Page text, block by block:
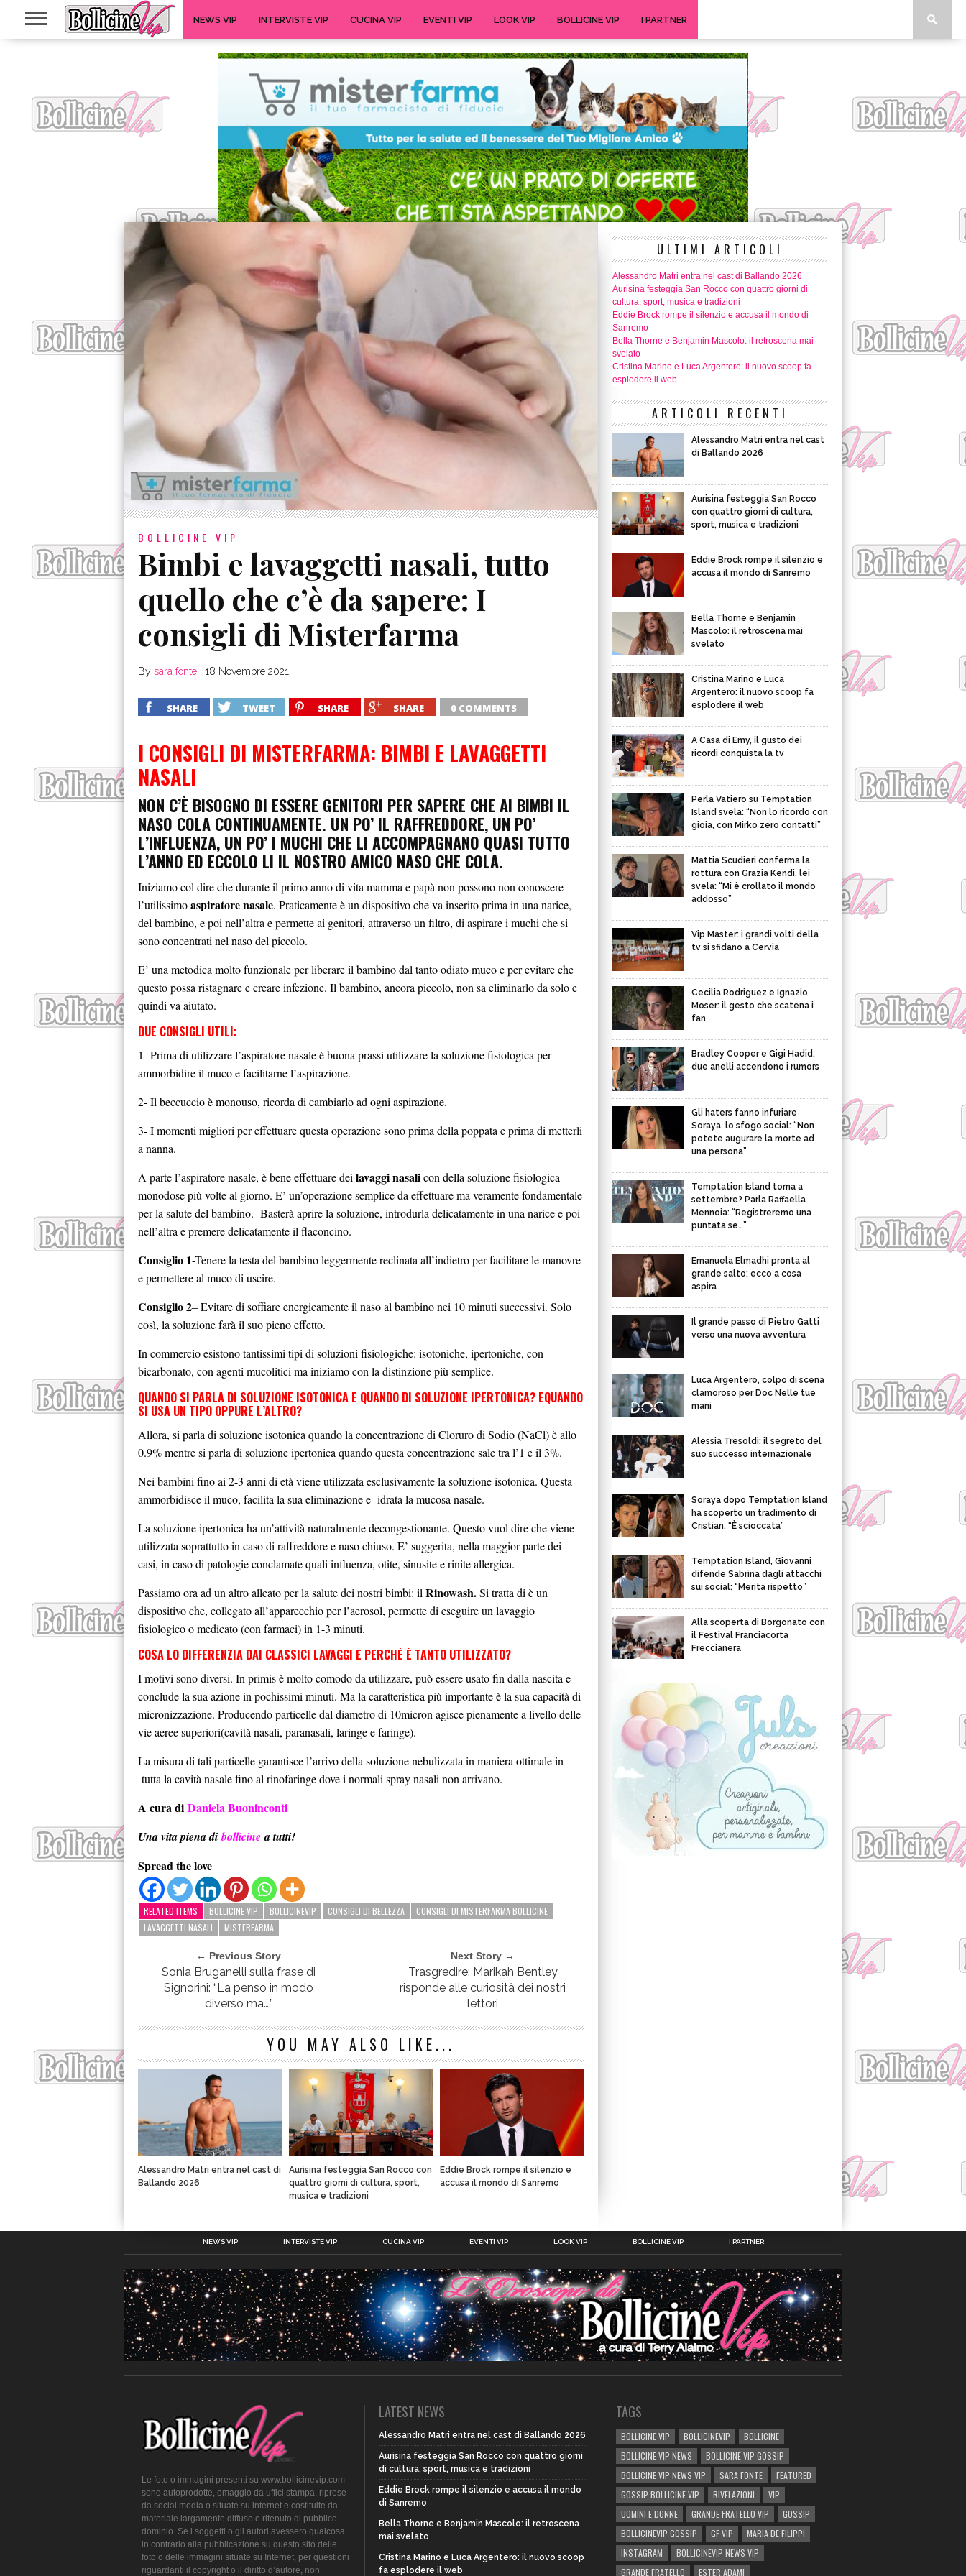
NEWS VIP INTERVISTE VIP CUCINA VIP EVENTI VIP LOOK VIP BOLLICINE VIP I PARTNER
BOLLICINE VIP
Bimbi e lavaggetti nasali, tutto
quello che c’è da sapere: I
consigli di Misterfarma
By sara fonte 18 Novembre 2021
SHARE TWEET SHARE SHARE 0 COMMENTS
I CONSIGLI DI MISTERFARMA: BIMBI E LAVAGGETTI
NASALI
NON C’È BISOGNO DI ESSERE GENITORI PER SAPERE CHE AI BIMBI IL
NASO COLA CONTINUAMENTE. UN PO’ IL RAFFREDDORE, UN PO’
L’INFLUENZA, UN PO’ I MUCHI CHE LI ACCOMPAGNANO QUASI TUTTO
L’ANNO ED ECCOLO LI IL NOSTRO AMICO NASO CHE COLA.
Iniziamo col dire che durante il primo anno di vita mamma e papà non possono non conoscere
l’utilissimoaspiratore nasale. Praticamente è un dispositivo che va inserito prima in una narice,
del bambino, e poi nell’altra e permette ai genitori, attraverso un filtro, di aspirare i muchi che si
sono concentrati nel naso del piccolo.
E’ una metodica molto funzionale per liberare il bambino dal tanto odiato muco e per evitare che
questo possa ristagnare e creare infezione. Il bambino, ancora piccolo, non sa eliminarlo da solo e
quindi va aiutato.
DUE CONSIGLI UTILI:
1- Prima di utilizzare l’aspiratore nasale è buona prassi utilizzare la soluzione fisiologica per
ammorbidire il muco e facilitarne l’aspirazione.
2- Il beccuccio è monouso, ricorda di cambiarlo ad ogni aspirazione.
3- I momenti migliori per effettuare questa operazione sono prima della poppata e prima di metterli
a nanna.
A parte l’aspiratore nasale, è bene effettuare dei lavaggi nasalicon della soluzione fisiologica
monodose più volte al giorno. E’ un’operazione semplice da effettuare ma veramente fondamentale
per la salute del bambino. Basterà aprire la soluzione, introdurla delicatamente in una narice e poi
nell’altra e premere delicatamente il flaconcino.
Consiglio 1-Tenere la testa del bambino leggermente reclinata all’indietro per facilitare le manovre
e permettere al muco di uscire.
Consiglio 2– Evitare di soffiare energicamente il naso al bambino nei 10 minuti successivi. Solo
così, la soluzione farà il suo pieno effetto.
In commercio esistono tantissimi tipi di soluzioni fisiologiche: isotoniche, ipertoniche, con
bicarbonato, con agenti mucolitici ma iniziamo con la distinzione più semplice.
QUANDO SI PARLA DI SOLUZIONE ISOTONICA E QUANDO DI SOLUZIONE IPERTONICA? EQUANDO
SI USA UN TIPO OPPURE L’ALTRO?
Allora, si parla di soluzione isotonica quando la concentrazione di Cloruro di Sodio (NaCl) è allo
0.9% mentre si parla di soluzione ipertonica quando questa concentrazione sale tra l’1 e il 3%.
Nei bambini fino ai 2-3 anni di età viene utilizzata esclusivamente la soluzione isotonica. Questa
ammorbidisce il muco, facilita la sua eliminazione e idrata la mucosa nasale.
La soluzione ipertonica ha un’attività naturalmente decongestionante. Questo vuol dire che viene
utilizzata soprattutto in caso di raffreddore e naso chiuso. E’ suggerita, nella maggior parte dei
casi, in caso di patologie conclamate quali influenza, otite, sinusite e rinite allergica.
Passiamo ora ad un altro alleato per la salute dei nostri bimbi: il Rinowash.Si tratta di è un
dispositivo che, collegato all’apparecchio per l’aerosol, permette di eseguire un lavaggio
fisiologico o medicato (con farmaci) in 1-3 minuti.
COSA LO DIFFERENZIA DAI CLASSICI LAVAGGI E PERCHÉ È TANTO UTILIZZATO?
I motivi sono diversi. In primis è molto comodo da utilizzare, può essere usato fin dalla nascita e
conclude la sua azione in pochissimi minuti. Ma la caratteristica più importante è la sua capacità di
micronizzazione. Producendo particelle dal diametro di 10micron agisce pienamente a livello delle
vie aeree superiori(cavità nasali, paranasali, laringe e faringe).
La misura di tali particelle garantisce l’arrivo della soluzione nebulizzata in maniera ottimale in
tutta la cavità nasale fino al rinofaringe dove i normali spray nasali non arrivano.
A cura di Daniela Buoninconti
Una vita piena dibollicinea tutti!
Spread the love
RELATED ITEMS BOLLICINE VIP BOLLICINEVIP CONSIGLI DI BELLEZZA
CONSIGLI DI MISTERFARMA BOLLICINE
LAVAGGETTI NASALI
MISTERFARMA
← Previous Story
Sonia Bruganelli sulla frase di
Signorini: “La penso in modo
diverso ma….”
Next Story →
Trasgredire: Marikah Bentley
risponde alle curiosità dei nostri
lettori
YOU MAY ALSO LIKE...
Alessandro Matri entra nel cast di
Ballando 2026
Aurisina festeggia San Rocco con
quattro giorni di cultura, sport,
musica e tradizioni
Eddie Brock rompe il silenzio e
accusa il mondo di Sanremo
ULTIMI ARTICOLI
Alessandro Matri entra nel cast di Ballando 2026
Aurisina festeggia San Rocco con quattro giorni di
cultura, sport, musica e tradizioni
Eddie Brock rompe il silenzio e accusa il mondo di
Sanremo
Bella Thorne e Benjamin Mascolo: il retroscena mai
svelato
Cristina Marino e Luca Argentero: il nuovo scoop fa
esplodere il web
ARTICOLI RECENTI
Alessandro Matri entra nel cast
di Ballando 2026
Aurisina festeggia San Rocco
con quattro giorni di cultura,
sport, musica e tradizioni
Eddie Brock rompe il silenzio e
accusa il mondo di Sanremo
Bella Thorne e Benjamin
Mascolo: il retroscena mai
svelato
Cristina Marino e Luca
Argentero: il nuovo scoop fa
esplodere il web
A Casa di Emy, il gusto dei
ricordi conquista la tv
Perla Vatiero su Temptation
Island svela: “Non lo ricordo con
gioia, con Mirko zero contatti”
Mattia Scudieri conferma la
rottura con Grazia Kendi, lei
svela: “Mi è crollato il mondo
addosso”
Vip Master: i grandi volti della
tv si sfidano a Cervia
Cecilia Rodriguez e Ignazio
Moser: il gesto che scatena i
fan
Bradley Cooper e Gigi Hadid,
due anelli accendono i rumors
Gli haters fanno infuriare
Soraya, lo sfogo social: “Non
potete augurare la morte ad
una persona”
Temptation Island torna a
settembre? Parla Raffaella
Mennoia: “Registreremo una
puntata se…”
Emanuela Elmadhi pronta al
grande salto: ecco a cosa
aspira
Il grande passo di Pietro Gatti
verso una nuova avventura
Luca Argentero, colpo di scena
clamoroso per Doc Nelle tue
mani
Alessia Tresoldi: il segreto del
suo successo internazionale
Soraya dopo Temptation Island
ha scoperto un tradimento di
Cristian: “È scioccata”
Temptation Island, Giovanni
difende Sabrina dagli attacchi
sui social: “Merita rispetto”
Alla scoperta di Borgonato con
il Festival Franciacorta
Freccianera
NEWS VIP INTERVISTE VIP CUCINA VIP EVENTI VIP LOOK VIP BOLLICINE VIP I PARTNER
Le foto o immagini presenti su www.bollicinevip.com
sono autoprodotte, omaggio da uffici stampa, riprese
da social media o situate su internet e costituite da
materiale largamente diffuso e ritenuto di pubblico
dominio. Se i soggetti o gli autori avessero qualcosa
in contrario alla pubblicazione su questo sito delle
foto o delle immagini situate su Internet, per questioni
riguardanti il copyright o il diritto d’autore, non
LATEST NEWS
Alessandro Matri entra nel cast di Ballando 2026
Aurisina festeggia San Rocco con quattro giorni
di cultura, sport, musica e tradizioni
Eddie Brock rompe il silenzio e accusa il mondo
di Sanremo
Bella Thorne e Benjamin Mascolo: il retroscena
mai svelato
Cristina Marino e Luca Argentero: il nuovo scoop
fa esplodere il web
TAGS
BOLLICINE VIP BOLLICINEVIP
BOLLICINE
BOLLICINE VIP NEWS
BOLLICINE VIP GOSSIP
BOLLICINE VIP NEWS VIP
SARA FONTE
FEATURED
GOSSIP BOLLICINE VIP
RIVELAZIONI
VIP
UOMINI E DONNE
GRANDE FRATELLO VIP
GOSSIP
BOLLICINEVIP GOSSIP
GF VIP
MARIA DE FILIPPI
INSTAGRAM
BOLLICINEVIP NEWS VIP
GRANDE FRATELLO
ESTER ADAMI